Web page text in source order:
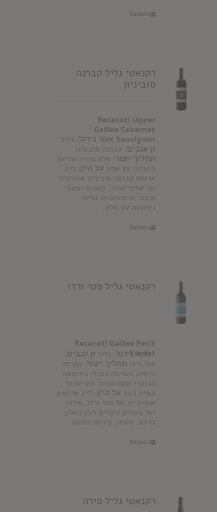
Details
רקנאטי גליל קברנה
סוביניון
Recanati Upper
Galilee Cabernet
Sauvignon אזור גידול: גליל
זן ענבים: קברנה סוביניון
תהליך ייצור: חלק מהיין התיישן
בחביות עץ אלון על היין: ליין
ארומת קברנה סוביניון אופיינית
של שזיף שחור, קאסיס ועשבי
תיבול ים תיכוניים בליווי
ניחוחות עץ אלון.
Details
רקנאטי גליל פטי ורדו
Recanati Galilee Petit
Verdot
אזור גידול: גליל זן ענבים:
פטי ורדו תהליך ייצור: הפרדה
וריסוק ותסיסה במכלי נירוסטה
מבוקרי טמפרטורה. התיישנות
קצרה בעץ על היין: ליין ארומות
אופייניות של פטי ורדו, פירות
יער בשלים ורמזים לעץ האלון
ברקע. מאוזן, פירותי ומהנה.
Details
רקנאטי גליל סירה